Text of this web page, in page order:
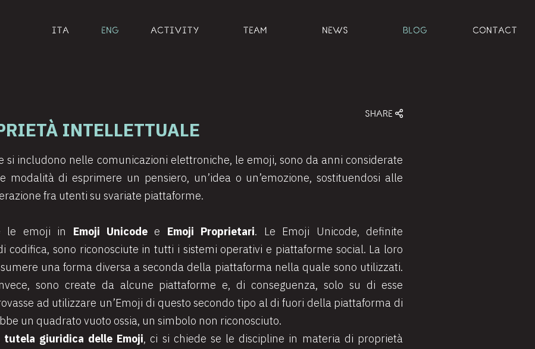
ITA ENG ACTIVITY TEAM NEWS BLOG CONTACT
SHARE
INTELLETTUALE
si includono nelle comunicazioni elettroniche, le emoji, sono da anni considerate
modalità di esprimere un pensiero, un’idea o un’emozione, sostituendosi alle
fra utenti su svariate piattaforme.
le emoji in Emoji Unicode e Emoji Proprietari. Le Emoji Unicode, definite
codifica, sono riconosciute in tutti i sistemi operativi e piattaforme social. La loro
una forma diversa a seconda della piattaforma nella quale sono utilizzati.
sono create da alcune piattaforme e, di conseguenza, solo su di esse
ad utilizzare un’Emoji di questo secondo tipo al di fuori della piattaforma di
un quadrato vuoto ossia, un simbolo non riconosciuto.
tutela giuridica delle Emoji, ci si chiede se le discipline in materia di proprietà